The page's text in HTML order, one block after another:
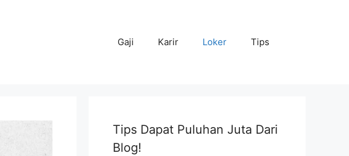
Gaji Karir Loker Tips
Tips Dapat Puluhan Juta Dari
Blog!